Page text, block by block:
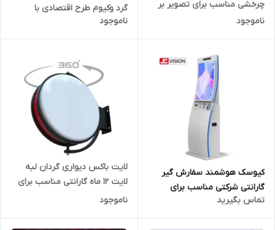
چرخشی مناسب برای تصویر بر
روی کوه برای شهرداریها و
ناموجود
گرد وکیوم طرح اقتصادی با
گارانتی شرکتی
ناموجود
کیوسک هوشمند سفارش گیر
گارانتی شرکتی مناسب برای
رستورانها و فست فود
تماس بگیرید
لایت باکس دیواری گردان لبه
لایت 12 ماه گارانتی مناسب برای
رستوران و کافی شاپ و مراکز
ناموجود